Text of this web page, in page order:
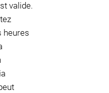
valide.
heures